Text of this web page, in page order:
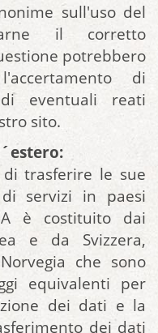
sull'uso del
il corretto
potrebbero
di
eventuali reati
sito.
di trasferire le sue
servizi in paesi
è costituito dai
e da Svizzera,
che sono
equivalenti per
dei dati e la
dei dati